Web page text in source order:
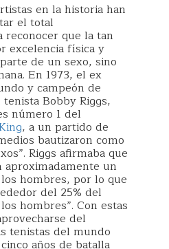
en la historia han
el total
que la tan
excelencia física y
de un sexo, sino
En 1973, el ex
y campeón de
Bobby Riggs,
número 1 del
, a un partido de
bautizaron como
Riggs afirmaba que
aproximadamente un
hombres, por lo que
del 25% del
hombres”. Con estas
del
tenistas del mundo
años de batalla